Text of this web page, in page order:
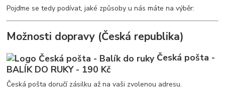
Pojďme se tedy podívat, jaké způsoby u nás máte na výběr:
Možnosti dopravy (Česká republika)
Česká pošta -
BALÍK DO RUKY - 190 Kč
Česká pošta doručí zásilku až na vaši zvolenou adresu.